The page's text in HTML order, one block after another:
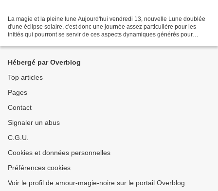
La magie et la pleine lune Aujourd'hui vendredi 13, nouvelle Lune doublée
d'une éclipse solaire, c'est donc une journée assez particulière pour les
initiés qui pourront se servir de ces aspects dynamiques générés pour
Hébergé par Overblog
Top articles
Pages
Contact
Signaler un abus
C.G.U.
Cookies et données personnelles
Préférences cookies
Voir le profil de amour-magie-noire sur le portail Overblog